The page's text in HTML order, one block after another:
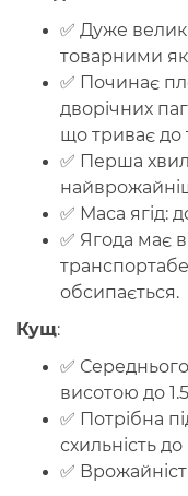
✅ Дуже
товарними
✅ Починає
дворічних
що триває до
✅ Перша
✅ Маса ягід:
✅ Ягода має
обсипається.
Кущ:
✅
висотою до
✅ Потрібна
схильність
✅